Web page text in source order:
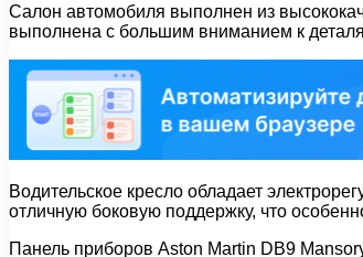
Салон автомобиля выполнен из
выполнена с большим вниманием к
Водительское кресло обладает
отличную боковую поддержку, что
Панель приборов Aston Martin DB9